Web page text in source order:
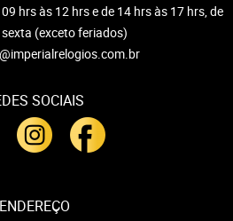
hrs às 12 hrs e de 14 hrs às 17 hrs, de
(exceto feriados)
SOCIAIS
ENDEREÇO